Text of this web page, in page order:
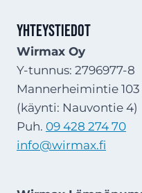
Yhteystiedot
Wirmax Oy
Y-tunnus: 2796977-8
Mannerheimintie
(käynti: Nauvontie 4)
Puh. 09 428 274 70
info@wirmax.fi